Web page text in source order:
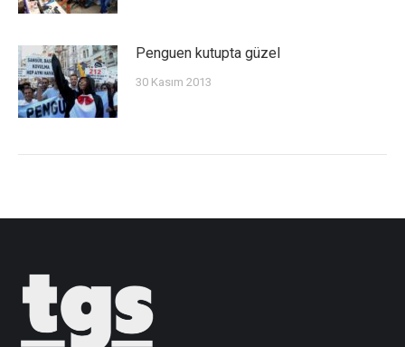
Penguen kutupta güzel
30 Kasım 2013